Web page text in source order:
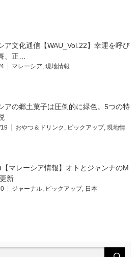
ア文化通信【WAU_Vol.22】幸運を呼び
、正…
マレーシア, 現地情報
アの郷土菓子は圧倒的に緑色。5つの特
おやつ＆ドリンク , ピックアップ, 現地情
マレーシア情報】オトとジャンナのM
新
ジャーナル, ピックアップ, 日本